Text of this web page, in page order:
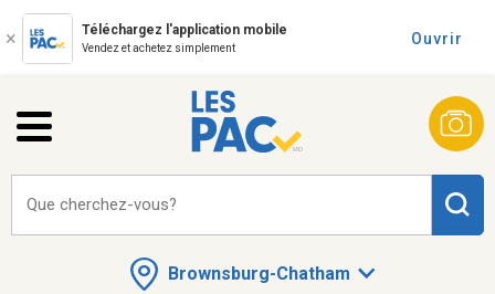
Téléchargez l'application mobile
Vendez et achetez simplement
Ouvrir
Brownsburg-Chatham
Que cherchez-vous?